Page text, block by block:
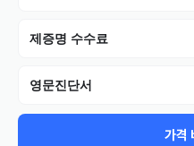
제증명 수수료
영문진단서
가격